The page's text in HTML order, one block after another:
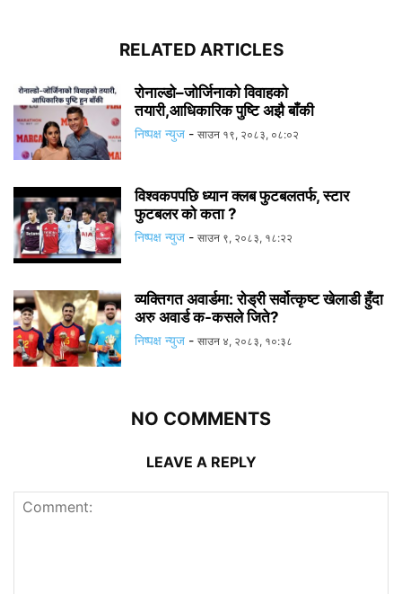
RELATED ARTICLES
रोनाल्डो–जोर्जिनाको विवाहको
तयारी,आधिकारिक पुष्टि अझै बाँकी
निष्पक्ष न्युज - साउन १९, २०८३, ०८:०२
विश्वकपपछि ध्यान क्लब फुटबलतर्फ, स्टार
फुटबलर को कता ?
निष्पक्ष न्युज - साउन ९, २०८३, १८:२२
व्यक्तिगत अवार्डमा: रोड्री सर्वोत्कृष्ट खेलाडी हुँदा
अरु अवार्ड क-कसले जिते?
निष्पक्ष न्युज - साउन ४, २०८३, १०:३८
NO COMMENTS
LEAVE A REPLY